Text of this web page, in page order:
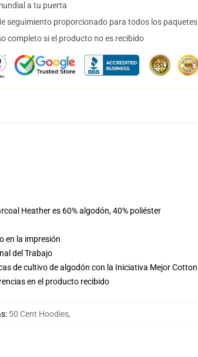
a tu puerta
seguimiento proporcionado para todos los paquetes
completo si el producto no es recibido
Heather es 60% algodón, 40% poliéster
en la impresión
del Trabajo
de cultivo de algodón con la Iniciativa Mejor Cotton
en el producto recibido
: 50 Cent Hoodies,